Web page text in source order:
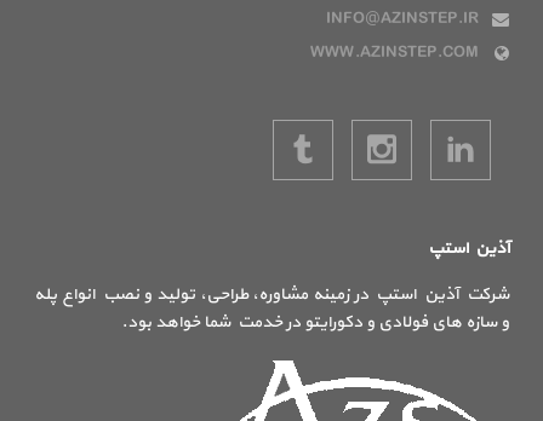
INFO@AZINSTEP.IR
WWW.AZINSTEP.COM
آذین استپ
شرکت آذین استپ در زمینه مشاوره، طراحی، تولید و نصب انواع پله
و سازه های فولادی و دکورایتو در خدمت شما خواهد بود.